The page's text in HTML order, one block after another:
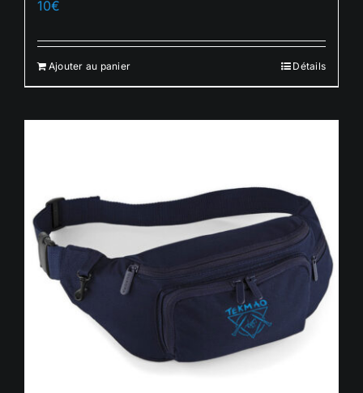
10€
Ajouter au panier Détails